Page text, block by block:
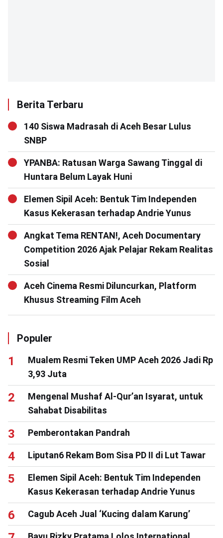
Berita Terbaru
140 Siswa Madrasah di Aceh Besar Lulus
SNBP
YPANBA: Ratusan Warga Sawang Tinggal di
Huntara Belum Layak Huni
Elemen Sipil Aceh: Bentuk Tim Independen
Kasus Kekerasan terhadap Andrie Yunus
Angkat Tema RENTAN!, Aceh Documentary
Competition 2026 Ajak Pelajar Rekam Realitas
Sosial
Aceh Cinema Resmi Diluncurkan, Platform
Khusus Streaming Film Aceh
Populer
Mualem Resmi Teken UMP Aceh 2026 Jadi Rp
3,93 Juta
Mengenal Mushaf Al-Qur’an Isyarat, untuk
Sahabat Disabilitas
Pemberontakan Pandrah
Liputan6 Rekam Bom Sisa PD II di Lut Tawar
Elemen Sipil Aceh: Bentuk Tim Independen
Kasus Kekerasan terhadap Andrie Yunus
Cagub Aceh Jual ‘Kucing dalam Karung’